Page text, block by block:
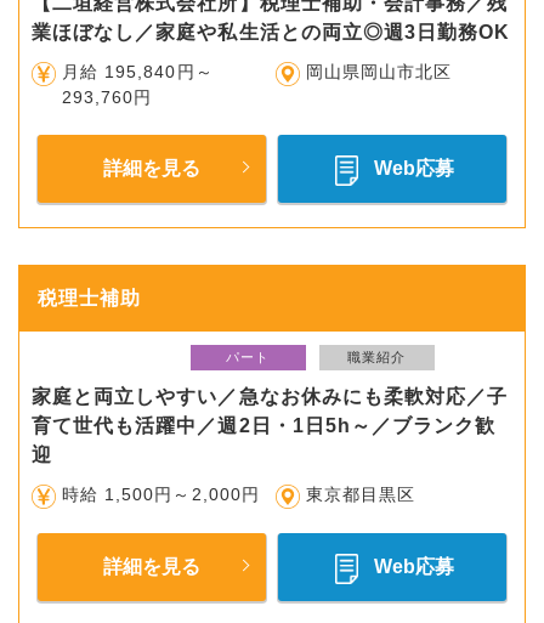
業ほぼなし／家庭や私生活との両立◎週3日勤務OK
月給 195,840円～
293,760円
岡山県岡山市北区
詳細を見る Web応募
税理士補助
パート 職業紹介
家庭と両立しやすい／急なお休みにも柔軟対応／子
育て世代も活躍中／週2日・1日5h～／ブランク歓
迎
時給 1,500円～2,000円 東京都目黒区
詳細を見る Web応募